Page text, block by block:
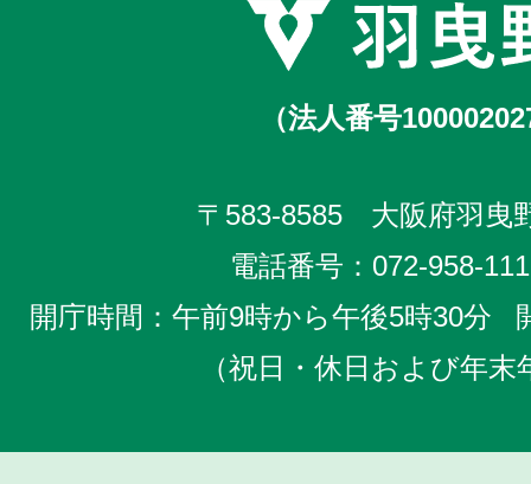
（法人番号
〒583-8585 大阪府羽曳
電話番号： 072-958-
開庁時間：午前9時から午後5時30分
（祝日・休日および年